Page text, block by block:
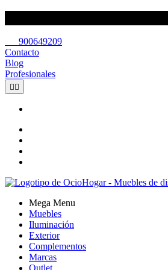
900649209
Contacto
Blog
Profesionales
 
Mega Menu
Muebles
Iluminación
Exterior
Complementos
Marcas
Outlet